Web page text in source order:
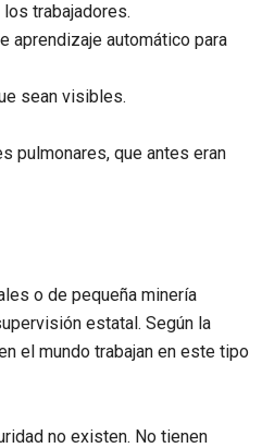
trabajadores.
aprendizaje automático para
sean visibles.
pulmonares, que antes eran
o de pequeña minería
estatal. Según la
el mundo trabajan en este tipo
no existen. No tienen